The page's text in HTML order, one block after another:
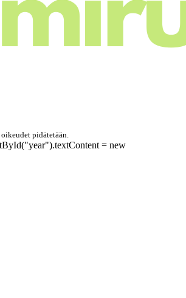
pidätetään.
= new